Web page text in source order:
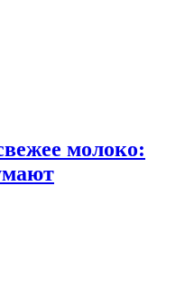
молоко: